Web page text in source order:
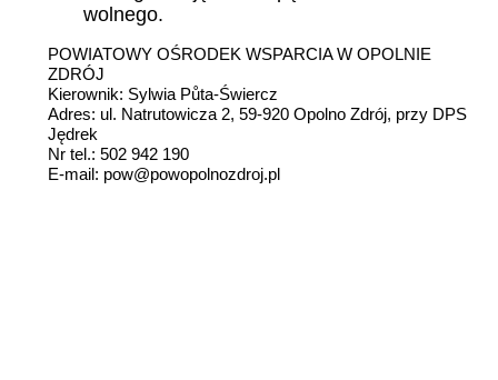
wolnego.
POWIATOWY OŚRODEK WSPARCIA W OPOLNIE
ZDRÓJ
Kierownik: Sylwia Půta-Świercz
Adres: ul. Natrutowicza 2, 59-920 Opolno Zdrój, przy DPS
Jędrek
Nr tel.: 502 942 190
E-mail: pow@powopolnozdroj.pl